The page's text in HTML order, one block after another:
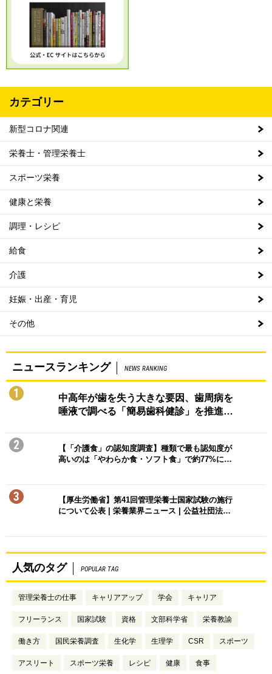
カテゴリー
新型コロナ関連
栄養士・管理栄養士
スポーツ栄養
健康と栄養
調理・レシピ
給食
介護
妊娠・出産・育児
その他
ニュースランキング NEWS RANKING
1
中高年が歯を失う大きな要因、歯周病を
唾液で調べる「簡易歯科健診」を推進…
2
【「介護食」の認知度調査】種類で最も認知度が
高いのは「やわらか食・ソフト食」で約77%に…
3
【厚生労働省】第41回管理栄養士国家試験の施行
について公表 | 栄養業界ニュース | 公益社団法…
人気のタグ POPULAR TAG
管理栄養士の仕事 キャリアアップ 学会 キャリア
フリーランス 国家試験 資格 文部科学省 栄養教諭
働き方 国民栄養調査 生化学 生理学 CSR スポーツ
アスリート スポーツ栄養 レシピ 健康 食事